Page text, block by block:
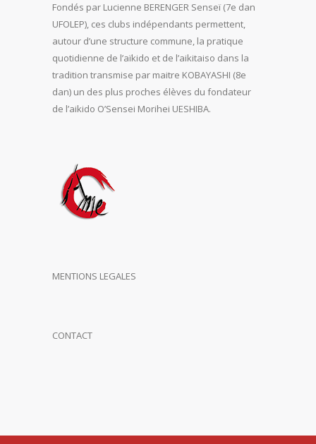
Fondés par Lucienne BERENGER Senseï (7e dan
UFOLEP), ces clubs indépendants permettent,
autour d’une structure commune, la pratique
quotidienne de l’aïkido et de l’aikitaiso dans la
tradition transmise par maitre KOBAYASHI (8e
dan) un des plus proches élèves du fondateur
de l’aikido O’Sensei Morihei UESHIBA.
MENTIONS LEGALES
CONTACT